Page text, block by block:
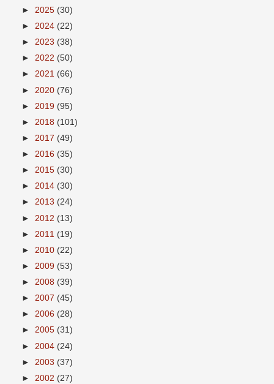
► 2025 (30)
► 2024 (22)
► 2023 (38)
► 2022 (50)
► 2021 (66)
► 2020 (76)
► 2019 (95)
► 2018 (101)
► 2017 (49)
► 2016 (35)
► 2015 (30)
► 2014 (30)
► 2013 (24)
► 2012 (13)
► 2011 (19)
► 2010 (22)
► 2009 (53)
► 2008 (39)
► 2007 (45)
► 2006 (28)
► 2005 (31)
► 2004 (24)
► 2003 (37)
► 2002 (27)